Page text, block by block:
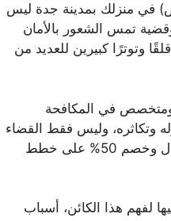
في منزلك بمدينة جدة ليس
تمس الشعور بالأمان
وتوترًا كبيرين للعديد من
ومتخصص في المكافحة
وتكاثره، وليس فقط القضاء
على الأفراد الظاهرة. نحن هنا لنعيد الطمأنينة إلى بيتك، مع تقديم ضمان فعال وخصم 50% على خطط
لفهم هذا الكائن، أسباب